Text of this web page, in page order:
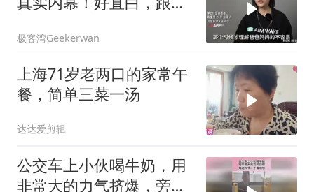
极客湾Geekerwan
上海71岁老两口的家常午
餐，简单三菜一汤
达达爱剪辑
公交车上小伙喝牛奶，用
非常大的力气挤爆，旁边